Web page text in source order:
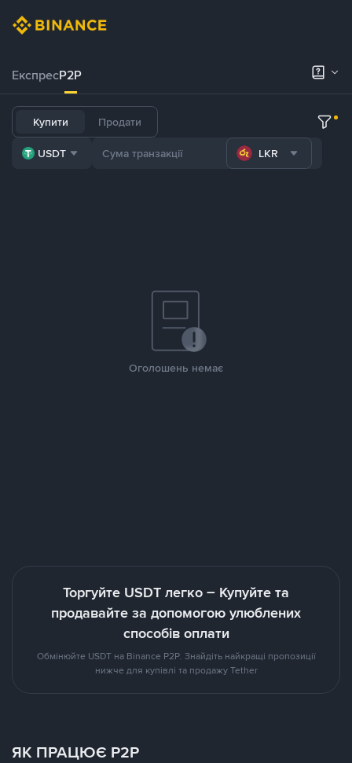
ЕкспресP2P
Купити Продати
USDT LKR
Оголошень немає
Торгуйте USDT легко – Купуйте та
продавайте за допомогою улюблених
способів оплати
Обмінюйте USDT на Binance P2P. Знайдіть найкращі пропозиції
нижче для купівлі та продажу Tether
ЯК ПРАЦЮЄ P2P